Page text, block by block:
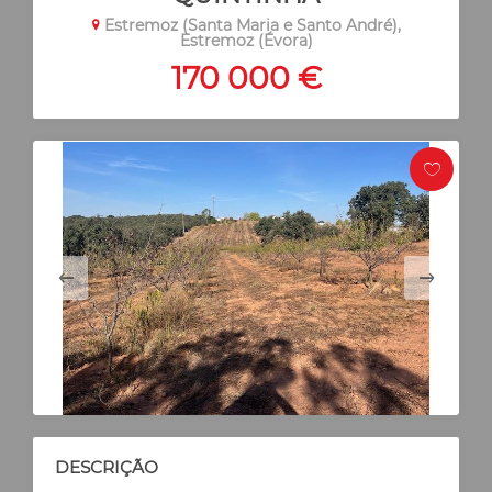
Estremoz (Santa Maria e Santo André),
Estremoz (Évora)
170 000 €
DESCRIÇÃO